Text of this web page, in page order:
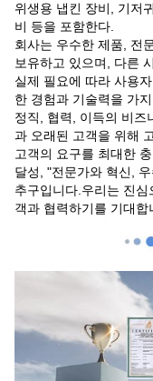
위생용 냅킨 장비, 기저
비 등을 포함한다.
회사는 우수한 제품, 전
보유하고 있으며, 다른
실제 필요에 따라 사용
한 경험과 기술력을 가
정직, 협력, 이득의 비즈
과 오래된 고객을 위해
고객의 요구를 최대한
달성, "전문가와 혁신,
추구입니다.우리는 진
객과 협력하기를 기대합